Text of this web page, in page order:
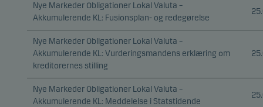
Nye Markeder Obligationer Lokal Valuta –
Akkumulerende KL: Fusionsplan- og redegørelse
Nye Markeder Obligationer Lokal Valuta –
Akkumulerende KL: Vurderingsmandens erklæring om
kreditorernes stilling
Nye Markeder Obligationer Lokal Valuta –
Akkumulerende KL: Meddelelse i Statstidende